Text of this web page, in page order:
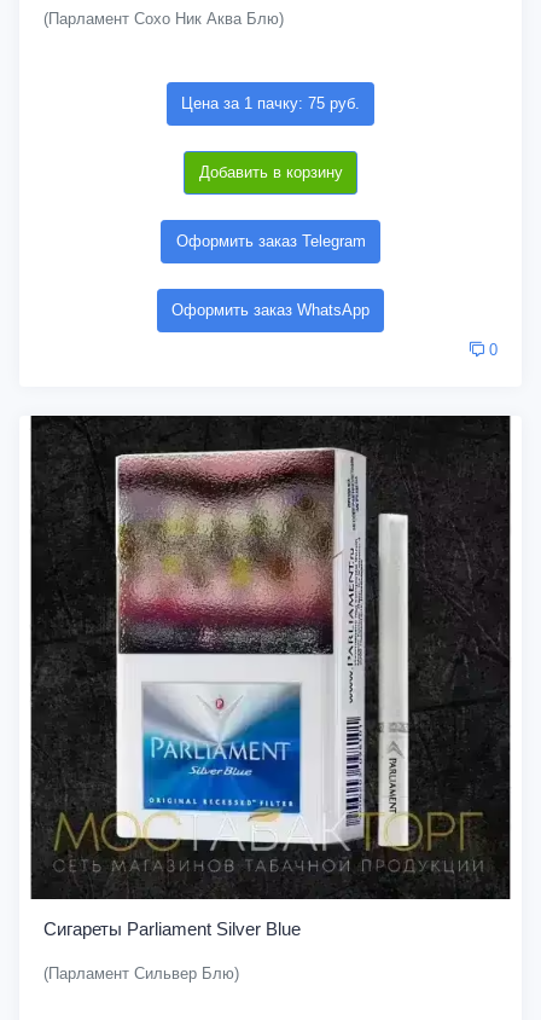
(Парламент Сохо Ник Аква Блю)
Цена за 1 пачку: 75 руб.
Добавить в корзину
Оформить заказ Telegram
Оформить заказ WhatsApp
0
Сигареты Parliament Silver Blue
(Парламент Сильвер Блю)